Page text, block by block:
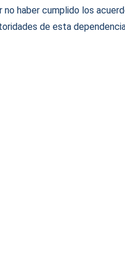
no haber cumplido los
de esta